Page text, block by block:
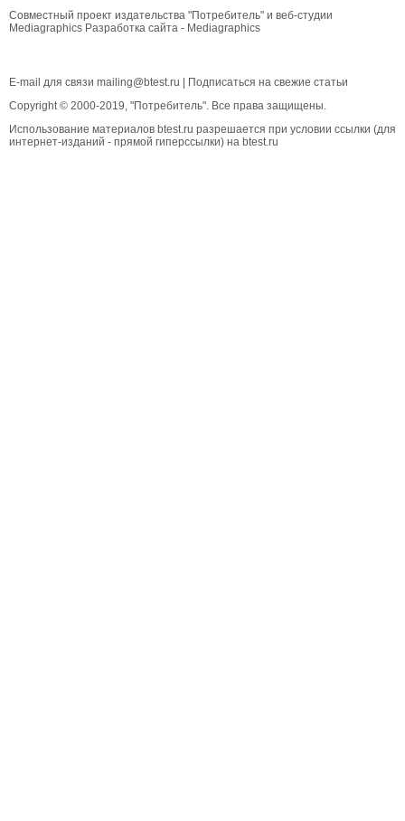
Совместный проект издательства "Потребитель" и веб-студии
Mediagraphics Разработка сайта - Mediagraphics
E-mail для связи mailing@btest.ru
Подписаться на свежие статьи
Copyright © 2000-2019, "Потребитель". Все права защищены.
Использование материалов btest.ru разрешается при условии ссылки (для
интернет-изданий - прямой гиперссылки) на btest.ru